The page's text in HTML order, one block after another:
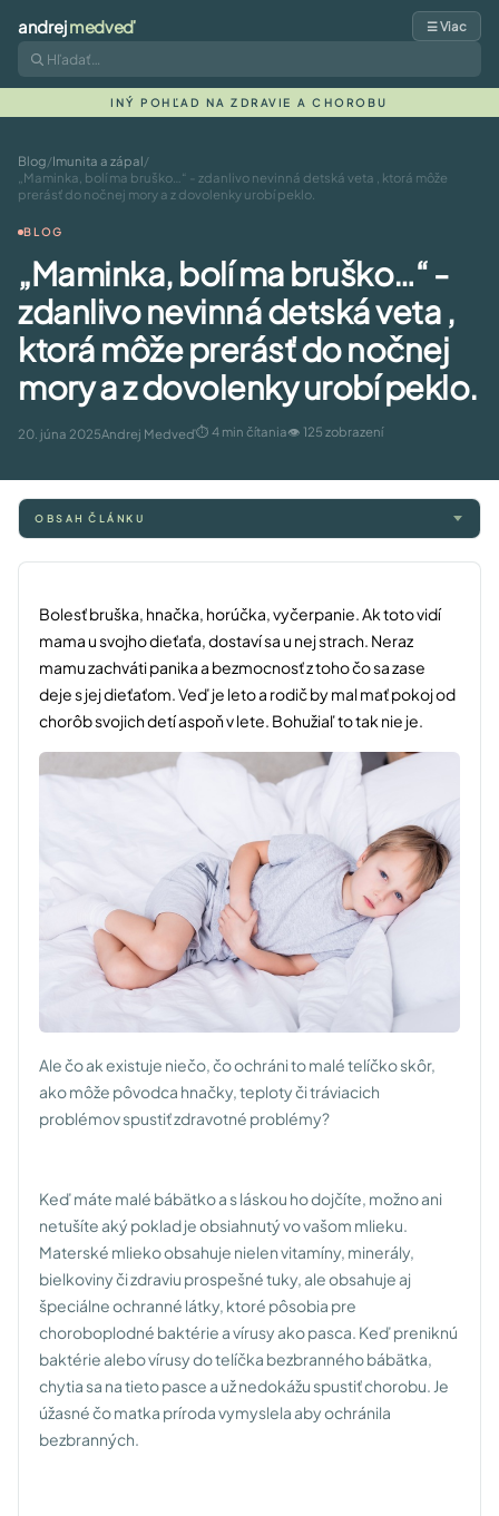
andrejmedveď ☰ Viac
INÝ POHĽAD NA ZDRAVIE A CHOROBU
Blog/Imunita a zápal/
„Maminka, bolí ma bruško…“ - zdanlivo nevinná detská veta , ktorá môže
prerásť do nočnej mory a z dovolenky urobí peklo.
BLOG
„Maminka, bolí ma bruško…“ -
zdanlivo nevinná detská veta ,
ktorá môže prerásť do nočnej
mory a z dovolenky urobí peklo.
20. júna 2025Andrej Medveď⏱ 4 min čítania👁 125 zobrazení
OBSAH ČLÁNKU
Bolesť bruška, hnačka, horúčka, vyčerpanie. Ak toto vidí
mama u svojho dieťaťa, dostaví sa u nej strach. Neraz
mamu zachváti panika a bezmocnosť z toho čo sa zase
deje s jej dieťaťom. Veď je leto a rodič by mal mať pokoj od
chorôb svojich detí aspoň v lete. Bohužiaľ to tak nie je.
Ale čo ak existuje niečo, čo ochráni to malé telíčko skôr,
ako môže pôvodca hnačky, teploty či tráviacich
problémov spustiť zdravotné problémy?
Keď máte malé bábätko a s láskou ho dojčíte, možno ani
netušíte aký poklad je obsiahnutý vo vašom mlieku.
Materské mlieko obsahuje nielen vitamíny, minerály,
bielkoviny či zdraviu prospešné tuky, ale obsahuje aj
špeciálne ochranné látky, ktoré pôsobia pre
choroboplodné baktérie a vírusy ako pasca. Keď preniknú
baktérie alebo vírusy do telíčka bezbranného bábätka,
chytia sa na tieto pasce a už nedokážu spustiť chorobu. Je
úžasné čo matka príroda vymyslela aby ochránila
bezbranných.